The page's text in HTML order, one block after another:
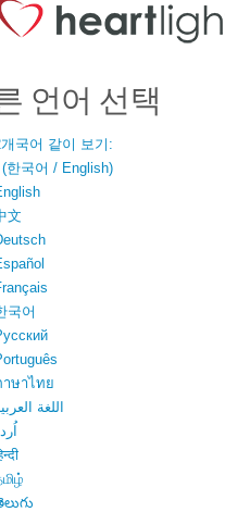
언어 선택
국어 같이 보기:
(한국어 / English)
文
국어
ษาไทย
اللغة